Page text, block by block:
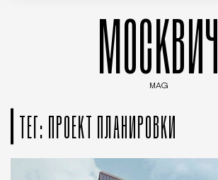
МОСКВИЧ
MAG
ТЕГ: ПРОЕКТ ПЛАНИРОВКИ